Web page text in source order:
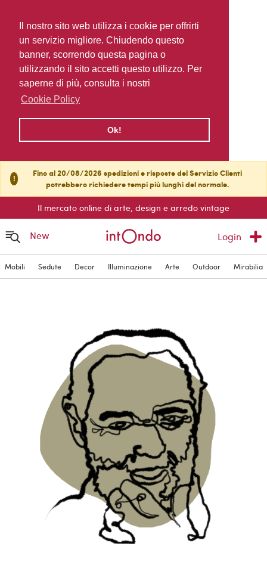
Il nostro sito web utilizza i cookie per offrirti
un servizio migliore. Chiudendo questo
banner, scorrendo questa pagina o
utilizzando il sito accetti questo utilizzo. Per
saperne di più, consulta i nostri
Cookie Policy
Ok!
!
Fino al 20/08/2026 spedizioni e risposte del Servizio Clienti
potrebbero richiedere tempi più lunghi del normale.
Il mercato online di arte, design e arredo vintage
New Login
Mobili Sedute Decor Illuminazione Arte Outdoor Mirabilia